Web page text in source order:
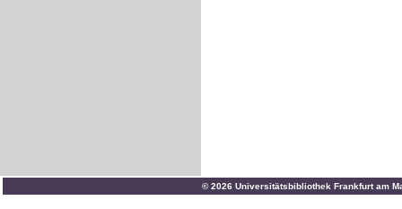
© 2026 Universitätsbibliothek Frankfurt am